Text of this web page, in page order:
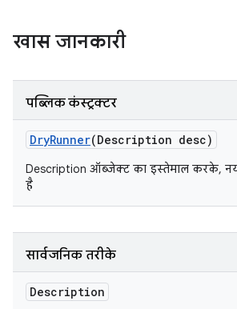
खास जानकारी
पब्लिक कंस्ट्रक्टर
DryRunner(Description desc)
Description ऑब्जेक्ट का इस्तेमाल करके,
है
सार्वजनिक तरीके
Description